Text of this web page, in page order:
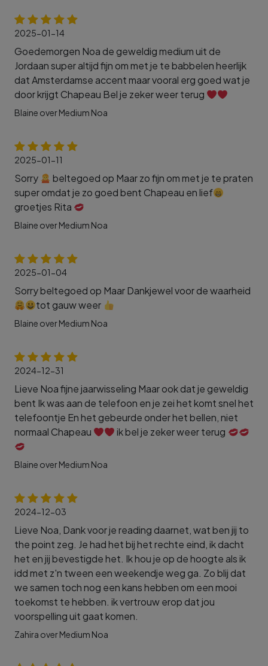
2025-01-14
Goedemorgen Noa de geweldig medium uit de
Jordaan super altijd fijn om met je te babbelen heerlijk
dat Amsterdamse accent maar vooral erg goed wat je
door krijgt Chapeau Bel je zeker weer terug
Blaine over Medium Noa
2025-01-11
Sorry
beltegoed op Maar zo fijn om met je te praten
super omdat je zo goed bent Chapeau en lief
groetjes Rita
Blaine over Medium Noa
2025-01-04
Sorry beltegoed op Maar Dankjewel voor de waarheid
tot gauw weer
Blaine over Medium Noa
2024-12-31
Lieve Noa fijne jaarwisseling Maar ook dat je geweldig
bent Ik was aan de telefoon en je zei het komt snel het
telefoontje En het gebeurde onder het bellen, niet
normaal Chapeau
ik bel je zeker weer terug
Blaine over Medium Noa
2024-12-03
Lieve Noa, Dank voor je reading daarnet, wat ben jij to
the point zeg. Je had het bij het rechte eind, ik dacht
het en jij bevestigde het. Ik hou je op de hoogte als ik
idd met z'n tween een weekendje weg ga. Zo blij dat
we samen toch nog een kans hebben om een mooi
toekomst te hebben. ik vertrouw erop dat jou
voorspelling uit gaat komen.
Zahira over Medium Noa